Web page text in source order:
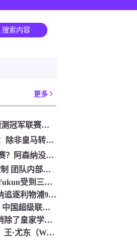
更多
没有逆转？ DeepSeek预测冠军联赛的第二回合：4支球队在第一回合中获胜 枪手输了
有奇迹吗？西班牙媒体：除非皇马转过身赢得西甲或欧洲冠军
放弃联赛并赶到冠军联赛？阿森纳没有希望赢得英超杯 赢得欧洲冠军的可能性
Choi Kang-Hee失去了控制 团队内部的冲突很突出 只有一个人可以从水火中拯救崔孔
实时广播：Shenhua vs Yukun受到三项有争议的惩罚 Yukun将向中国足球联合会提出投诉
英超联赛排行榜：阿森纳追逐利物浦9分 曼联连续三件坏事
3场比赛中两个低级错误 中国超级联赛的前守门员很老 是时候让位了 最好的继任者出现
皇家马德里令人兴奋地消除了皇家学会 安彭负责造成巨大的灾难！
国家橄榄球队23人名单：王·尤东（Wang Yudong）首次被选为第11名 塞吉尼奥（Serginho）在名单上